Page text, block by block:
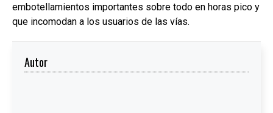
embotellamientos importantes sobre todo en horas pico y
que incomodan a los usuarios de las vías.
Autor